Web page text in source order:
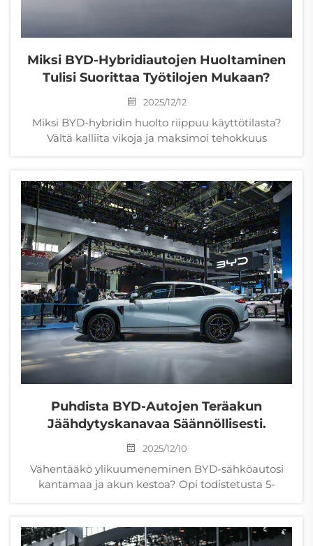
Miksi BYD-Hybridiautojen Huoltaminen
Tulisi Suorittaa Työtilojen Mukaan?
2025/12/12
Miksi BYD-hybridin huolto riippuu käyttötilasta?
Vältä kalliita vikoja ja maksimoi tehokkuus
Puhdista BYD-Autojen Teräakun
Jäähdytyskanavaa Säännöllisesti.
2025/12/10
Vähentääkö ylikuumeneminen BYD-sähköautosi
kantamaa ja akun kestoa? Opi todistetusta 5-
tarkistuslista nyt.